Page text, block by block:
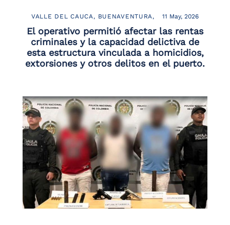
VALLE DEL CAUCA BUENAVENTURA 11 May, 2026
El operativo permitió afectar las rentas
criminales y la capacidad delictiva de
esta estructura vinculada a homicidios,
extorsiones y otros delitos en el puerto.